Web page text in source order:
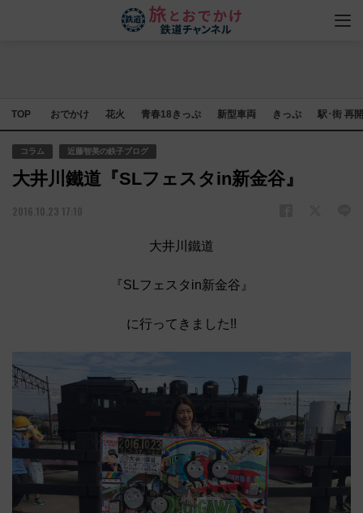
TOP おでかけ 花火 青春18きっぷ 新型車両 きっぷ 駅･街 再
コラム 近藤智美の鉄子ブログ
大井川鐵道『SLフェスタin新金谷』
2016.10.23 17:10
大井川鐵道
『SLフェスタin新金谷』
に行ってきました!!